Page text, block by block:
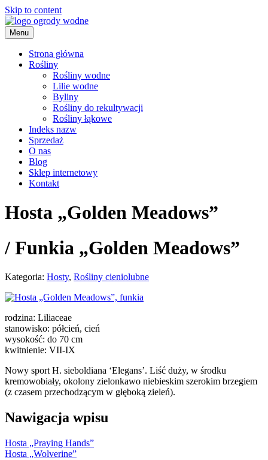
Skip to content
ogrody wodne
Menu
Strona główna
Rośliny
Rośliny wodne
Lilie wodne
Byliny
Rośliny do rekultywacji
Rośliny łąkowe
Indeks nazw
Sprzedaż
O nas
Blog
Sklep internetowy
Kontakt
Hosta „Golden Meadows”
/ Funkia „Golden Meadows”
Kategoria: Hosty, Rośliny cieniolubne
rodzina: Liliaceae
stanowisko: półcień, cień
wysokość: do 70 cm
kwitnienie: VII-IX
Nowy sport H. sieboldiana ‘Elegans’. Liść duży, w środku
kremowobiały, okolony zielonkawo niebieskim szerokim brzegiem
(z czasem przechodzącym w głęboką zieleń).
Nawigacja wpisu
Hosta „Praying Hands”
Hosta „Wolverine”